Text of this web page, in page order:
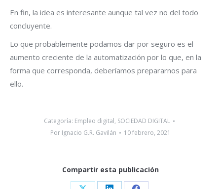
En fin, la idea es interesante aunque tal vez no del todo
concluyente.
Lo que probablemente podamos dar por seguro es el
aumento creciente de la automatización por lo que, en la
forma que corresponda, deberíamos prepararnos para
ello.
Categoría: Empleo digital, SOCIEDAD DIGITAL
Por Ignacio G.R. Gavilán 10 febrero, 2021
Compartir esta publicación